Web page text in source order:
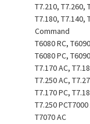
T7.210, T7.260,
T7.180, T7.140,
Command
T6080 RC,
T6080 PC,
T7.170 AC,
T7.250 AC,
T7.170 PC,
T7.250
T7070 AC